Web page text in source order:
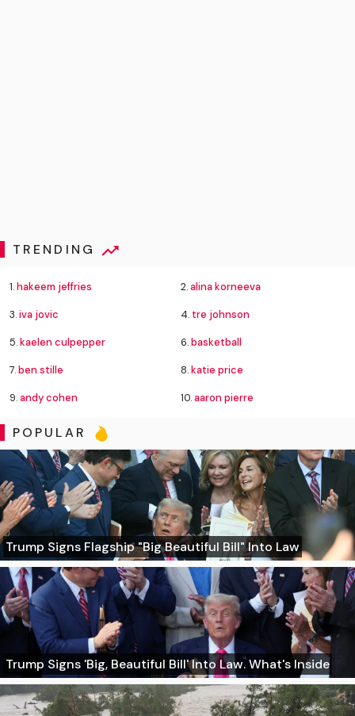
TRENDING
1.hakeem jeffries 2.alina korneeva
3.iva jovic 4. tre johnson
5.kaelen culpepper 6.basketball
7.ben stille 8.katie price
9.andy cohen 10.aaron pierre
POPULAR
Trump Signs Flagship "Big Beautiful Bill" Into Law
Trump Signs 'Big, Beautiful Bill' Into Law. What's Inside